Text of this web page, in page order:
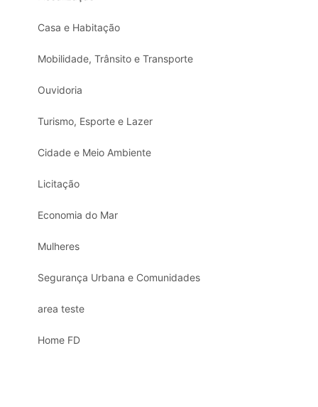
Casa e Habitação
Mobilidade, Trânsito e Transporte
Ouvidoria
Turismo, Esporte e Lazer
Cidade e Meio Ambiente
Licitação
Economia do Mar
Mulheres
Segurança Urbana e Comunidades
area teste
Home FD